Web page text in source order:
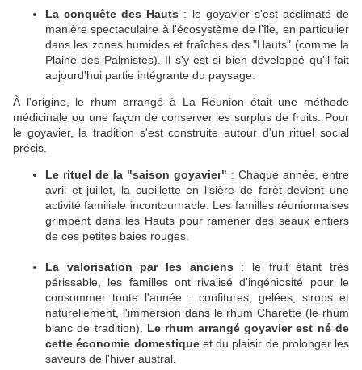
La conquête des Hauts : le goyavier s'est acclimaté de
manière spectaculaire à l'écosystème de l'île, en particulier
dans les zones humides et fraîches des "Hauts" (comme la
Plaine des Palmistes). Il s'y est si bien développé qu'il fait
aujourd'hui partie intégrante du paysage.
À l'origine, le rhum arrangé à La Réunion était une méthode
médicinale ou une façon de conserver les surplus de fruits. Pour
le goyavier, la tradition s'est construite autour d'un rituel social
précis.
Le rituel de la "saison goyavier" : Chaque année, entre
avril et juillet, la cueillette en lisière de forêt devient une
activité familiale incontournable. Les familles réunionnaises
grimpent dans les Hauts pour ramener des seaux entiers
de ces petites baies rouges.
La valorisation par les anciens : le fruit étant très
périssable, les familles ont rivalisé d'ingéniosité pour le
consommer toute l'année : confitures, gelées, sirops et
naturellement, l'immersion dans le rhum Charette (le rhum
blanc de tradition). Le rhum arrangé goyavier est né de
cette économie domestiqueet du plaisir de prolonger les
saveurs de l'hiver austral.